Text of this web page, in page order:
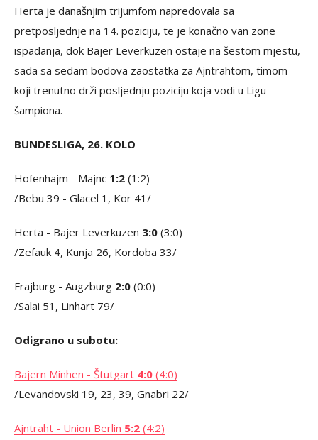
Herta je današnjim trijumfom napredovala sa
pretposljednje na 14. poziciju, te je konačno van zone
ispadanja, dok Bajer Leverkuzen ostaje na šestom mjestu,
sada sa sedam bodova zaostatka za Ajntrahtom, timom
koji trenutno drži posljednju poziciju koja vodi u Ligu
šampiona.
BUNDESLIGA, 26. KOLO
Hofenhajm - Majnc 1:2 (1:2)
/Bebu 39 - Glacel 1, Kor 41/
Herta - Bajer Leverkuzen 3:0 (3:0)
/Zefauk 4, Kunja 26, Kordoba 33/
Frajburg - Augzburg 2:0 (0:0)
/Salai 51, Linhart 79/
Odigrano u subotu:
Bajern Minhen - Štutgart 4:0 (4:0)
/Levandovski 19, 23, 39, Gnabri 22/
Ajntraht - Union Berlin 5:2 (4:2)